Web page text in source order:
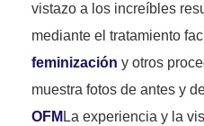
vistazo a los increíbles
mediante el tratamiento
feminización y otros
muestra fotos de antes y
OFM La experiencia y la